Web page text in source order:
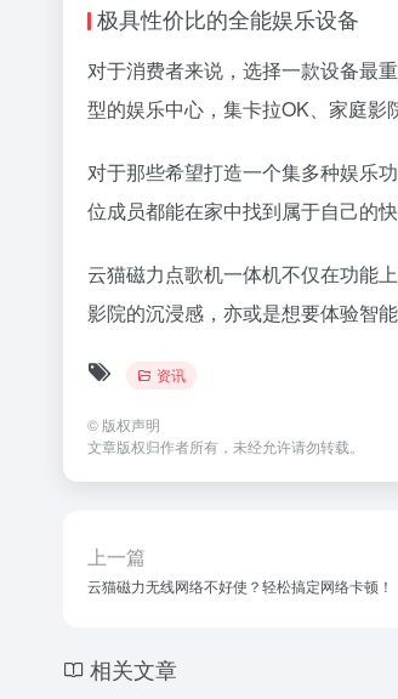
极具性价比的全能娱乐设备
对于消费者来说，选择一款设备最
型的娱乐中心，集卡拉OK、家庭影
对于那些希望打造一个集多种娱乐
位成员都能在家中找到属于自己的快
云猫磁力点歌机一体机不仅在功能
影院的沉浸感，亦或是想要体验智
资讯
© 版权声明
文章版权归作者所有，未经允许请勿转载。
上一篇
云猫磁力无线网络不好使？轻松搞定网络卡顿！
相关文章